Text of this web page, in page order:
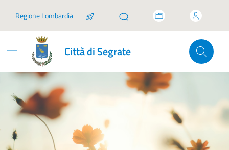
Regione Lombardia
Città di Segrate